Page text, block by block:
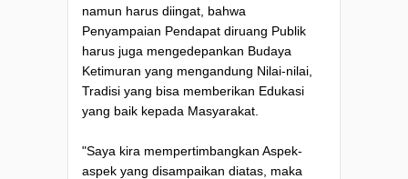
namun harus diingat, bahwa
Penyampaian Pendapat diruang Publik
harus juga mengedepankan Budaya
Ketimuran yang mengandung Nilai-nilai,
Tradisi yang bisa memberikan Edukasi
yang baik kepada Masyarakat.
"Saya kira mempertimbangkan Aspek-
aspek yang disampaikan diatas, maka